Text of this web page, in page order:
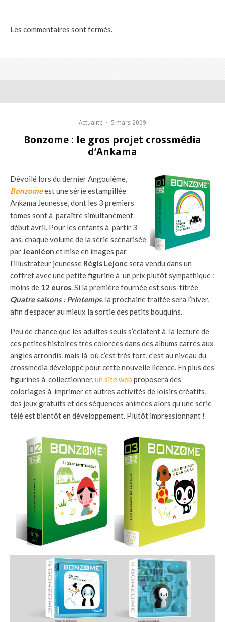
Les commentaires sont fermés.
Actualité · 5 mars 2009
Bonzome : le gros projet crossmédia
d’Ankama
Dévoilé lors du dernier Angoulême,
Bonzomeest une série estampillée
Ankama Jeunesse, dont les 3 premiers
tomes sont à paraître simultanément
début avril. Pour les enfants à partir 3
ans, chaque volume de la série scénarisée
parJeanléon et mise en images par
l’illustrateur jeunesse Régis Lejoncsera vendu dans un
coffret avec une petite figurine à un prix plutôt sympathique :
moins de 12 euros. Si la première fournée est sous-titrée
Quatre saisons : Printemps, la prochaine traitée sera l’hiver,
afin d’espacer au mieux la sortie des petits bouquins.
Peu de chance que les adultes seuls s’éclatent à la lecture de
ces petites histoires très colorées dans des albums carrés aux
angles arrondis, mais là où c’est très fort, c’est au niveau du
crossmédia développé pour cette nouvelle licence. En plus des
figurines à collectionner,un site web proposera des
coloriages à imprimer et autres activités de loisirs créatifs,
des jeux gratuits et des séquences animées alors qu’une série
télé est bientôt en développement. Plutôt impressionnant !